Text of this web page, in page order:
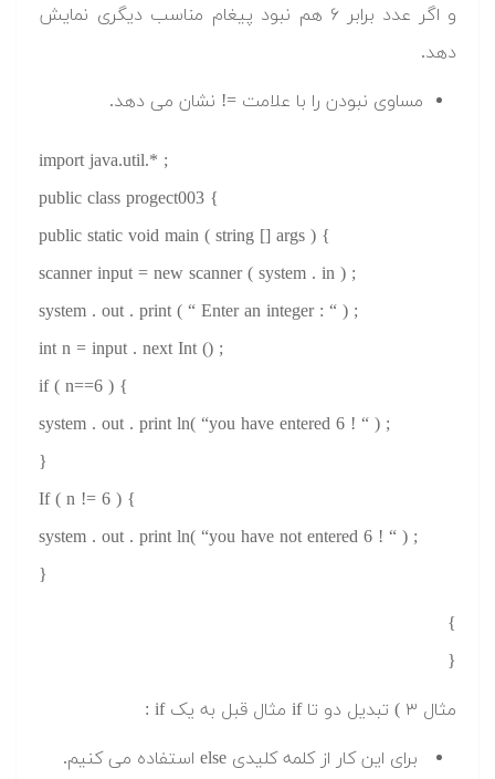
و اگر عدد برابر ۶ هم نبود پیغام مناسب دیگری نمایش
دهد.
مساوی نبودن را با علامت =! نشان می دهد.
import java.util.* ;
public class progect003 {
public static void main ( string [] args ) {
scanner input = new scanner ( system . in ) ;
system . out . print ( “ Enter an integer : “ ) ;
int n = input . next Int () ;
if ( n==6 ) {
system . out . print ln( “you have entered 6 ! “ ) ;
}
If ( n != 6 ) {
system . out . print ln( “you have not entered 6 ! “ ) ;
}
}
{
مثال ۳ ) تبدیل دو تا if مثال قبل به یک if :
برای این کار از کلمه کلیدی else استفاده می کنیم.